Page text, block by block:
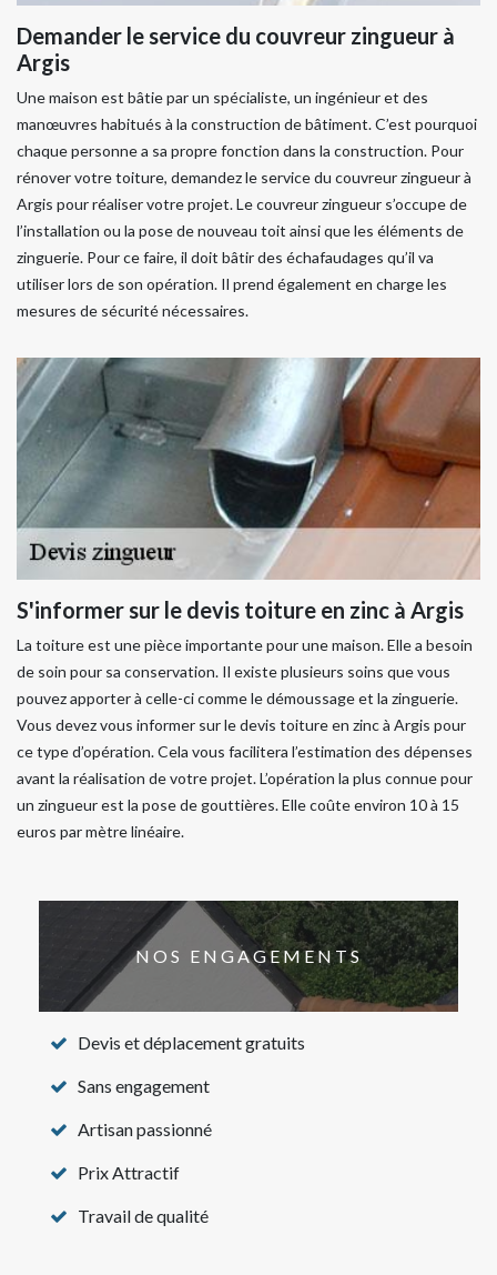
Demander le service du couvreur zingueur à
Argis
Une maison est bâtie par un spécialiste, un ingénieur et des
manœuvres habitués à la construction de bâtiment. C’est pourquoi
chaque personne a sa propre fonction dans la construction. Pour
rénover votre toiture, demandez le service du couvreur zingueur à
Argis pour réaliser votre projet. Le couvreur zingueur s’occupe de
l’installation ou la pose de nouveau toit ainsi que les éléments de
zinguerie. Pour ce faire, il doit bâtir des échafaudages qu’il va
utiliser lors de son opération. Il prend également en charge les
mesures de sécurité nécessaires.
S'informer sur le devis toiture en zinc à Argis
La toiture est une pièce importante pour une maison. Elle a besoin
de soin pour sa conservation. Il existe plusieurs soins que vous
pouvez apporter à celle-ci comme le démoussage et la zinguerie.
Vous devez vous informer sur le devis toiture en zinc à Argis pour
ce type d’opération. Cela vous facilitera l’estimation des dépenses
avant la réalisation de votre projet. L’opération la plus connue pour
un zingueur est la pose de gouttières. Elle coûte environ 10 à 15
euros par mètre linéaire.
NOS ENGAGEMENTS
Devis et déplacement gratuits
Sans engagement
Artisan passionné
Prix Attractif
Travail de qualité